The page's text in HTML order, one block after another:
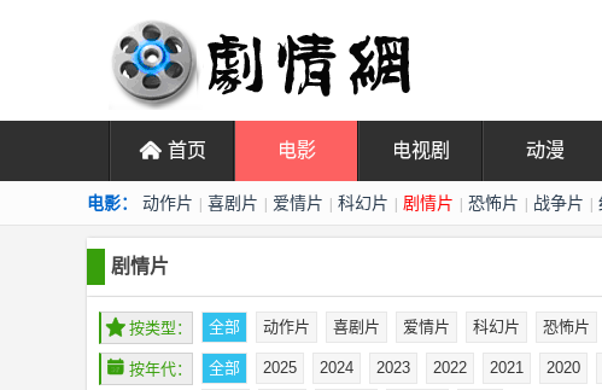
󰄫 首页 电影 电视剧 动漫
电影： 动作片 喜剧片 爱情片 科幻片 剧情片 恐怖片 战争片
剧情片
㐲 按类型： 全部 动作片 喜剧片 爱情片 科幻片 恐怖片
󰁣 按年代： 全部 2025 2024 2023 2022 2021 2020